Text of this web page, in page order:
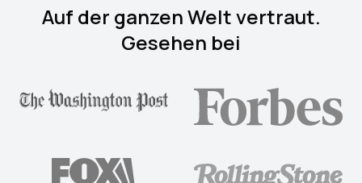
Auf der ganzen Welt vertraut.
Gesehen bei